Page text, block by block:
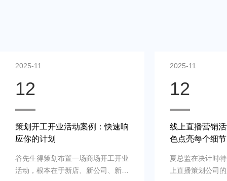
2025-11
12
策划开工开业活动案例：快速响
应你的计划
谷先生得策划布置一场商场开工开业
活动，根本在于新店、新公司、新品
2025-11
12
线上直播营销
色点亮每个细节
夏总监在决计时
上直播策划公司